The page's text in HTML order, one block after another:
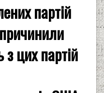
партій
з цих партій